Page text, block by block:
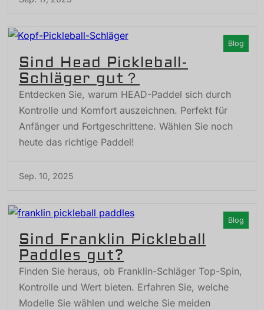
Sind Head Pickleball-
Schläger gut？
Entdecken Sie, warum HEAD-Paddel sich durch
Kontrolle und Komfort auszeichnen. Perfekt für
Anfänger und Fortgeschrittene. Wählen Sie noch
heute das richtige Paddel!
Sep. 10, 2025
Blog
Sind Franklin Pickleball
Paddles gut?
Finden Sie heraus, ob Franklin-Schläger Top-Spin,
Kontrolle und Wert bieten. Erfahren Sie, welche
Modelle Sie wählen und welche Sie meiden
Blog